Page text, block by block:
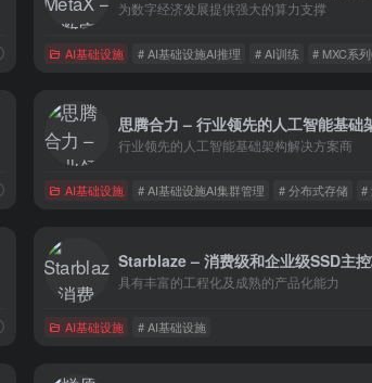
为数字经济发展提供强大的算力支撑
AI基础设施 # AI基础设施AI推理 # AI训练 # MXC系
行业领先的人工智能基础架构解决方案商
AI基础设施 # AI基础设施AI集群管理 # 分布式存储 #
Starblaze – 消费级和企业级SSD主
具有丰富的工程化及成熟的产品化能力
AI基础设施 # AI基础设施